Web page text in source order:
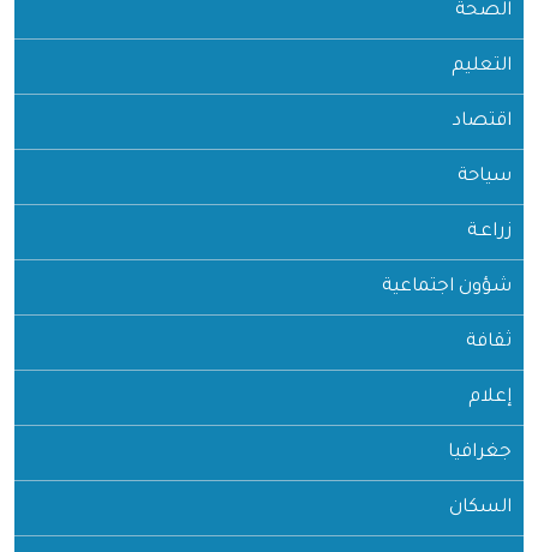
الصحة
التعليم
اقتصاد
سياحة
زراعـة
شؤون اجتماعية
ثقافة
إعلام
جغرافيا
السكان